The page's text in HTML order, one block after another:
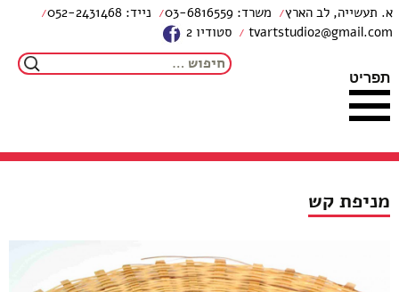
א. תעשייה, לב הארץ משרד: 03-6816559
נייד: 052-2431468
tvartstudio2@gmail.com
סטודיו 2
תפריט
חיפוש:
מניפת קש